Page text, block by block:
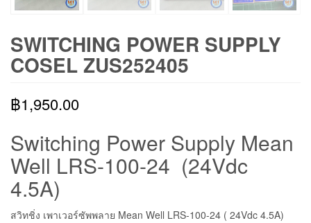
SWITCHING POWER SUPPLY
COSEL ZUS252405
฿1,950.00
Switching Power Supply Mean
Well LRS-100-24 (24Vdc
4.5A)
สวิทชิ่ง เพาเวอร์ซัพพลาย Mean Well LRS-100-24 ( 24Vdc 4.5A)